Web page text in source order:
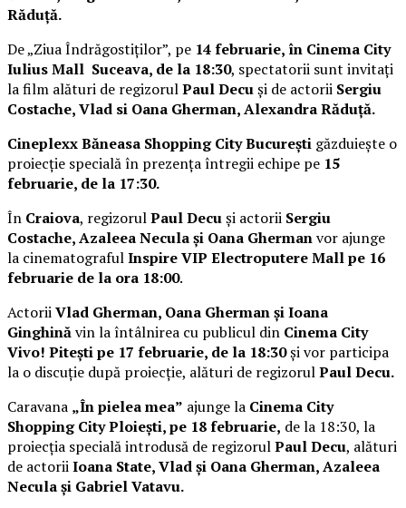
Răduță.
De „Ziua Îndrăgostiților”, pe 14 februarie, în Cinema City
Iulius Mall Suceava, de la 18:30, spectatorii sunt invitați
la film alături de regizorulPaul Decuși de actorii Sergiu
Costache, Vlad si Oana Gherman, Alexandra Răduță.
Cineplexx Băneasa Shopping City București găzduiește o
proiecție specială în prezența întregii echipe pe 15
februarie, de la 17:30.
În Craiova, regizorulPaul Decuși actorii Sergiu
Costache, Azaleea Necula și Oana Ghermanvor ajunge
la cinematografulInspire VIP Electroputere Mall pe 16
februarie de la ora 18:00.
ActoriiVlad Gherman, Oana Gherman și Ioana
Ginghinăvin la întâlnirea cu publicul din Cinema City
Vivo! Pitești pe 17 februarie, de la 18:30și vor participa
la o discuție după proiecție, alături de regizorulPaul Decu.
Caravana „În pielea mea” ajunge la Cinema City
Shopping City Ploiești, pe 18 februarie, de la 18:30, la
proiecția specială introdusă de regizorulPaul Decu, alături
de actoriiIoana State, Vlad și Oana Gherman, Azaleea
Necula și Gabriel Vatavu.